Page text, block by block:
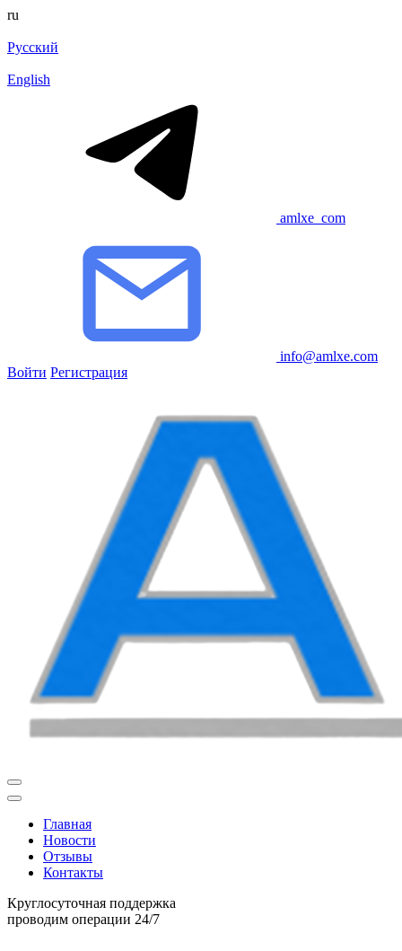
ru
Русский
English
amlxe_com
info@amlxe.com
Войти Регистрация
Главная
Новости
Отзывы
Контакты
Круглосуточная поддержка
проводим операции 24/7